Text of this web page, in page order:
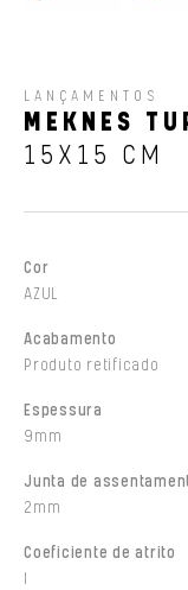
LANÇAMENTOS
MEKNES
15X15 CM
Cor
AZUL
Acabamento
Produto retificado
Espessura
9mm
Junta de
2mm
Coeficiente de atrito